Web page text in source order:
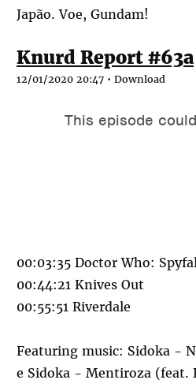
Japão. Voe, Gundam!
Knurd Report #63a
12/01/2020 20:47 • Download
00:03:35 Doctor Who:
00:44:21 Knives Out
00:55:51 Riverdale
Featuring music: Sidoka -
e Sidoka - Mentiroza (feat.